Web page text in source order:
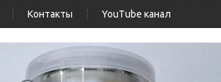
Контакты YouTube канал